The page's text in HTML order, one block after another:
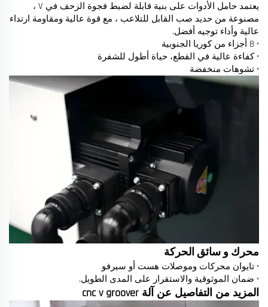
يعتمد حامل الأدوات على بنية قابلة لضبط فجوة الزحف في V ،
مصنوعة من حديد صب القابل للتلاعب ، مع قوة عالية ومقاومة ارتداء
عالية وأداء توجيه أفضل.
• 8 أجزاء من كوريا الجنوبية
• كفاءة عالية في القطع، حياة أطول للشفرة
• تشوهات منخفضة
محرك و سائق الحركة
• تايوان محركات وموصلات هست أو سيرفو
• ضمان الموثوقية والاستقرار على المدى الطويل.
المزيد من التفاصيل عن آلة cnc v groover